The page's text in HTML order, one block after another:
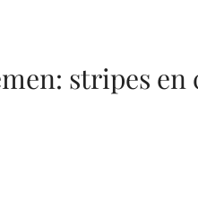
stripes en